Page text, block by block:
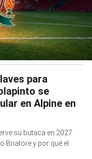
para
se
en Alpine en
su butaca en 2027.
Briatore y por qué el